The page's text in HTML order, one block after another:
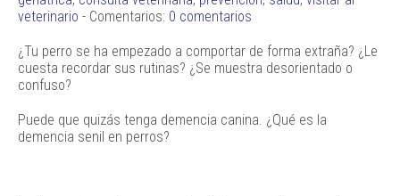
veterinario - Comentarios: 0 comentarios
¿Tu perro se ha empezado a comportar de forma extraña? ¿Le
cuesta recordar sus rutinas? ¿Se muestra desorientado o
confuso?
Puede que quizás tenga demencia canina. ¿Qué es la
demencia senil en perros?